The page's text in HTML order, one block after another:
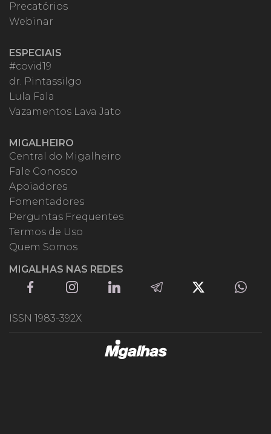
Precatórios
Webinar
ESPECIAIS
#covid19
dr. Pintassilgo
Lula Fala
Vazamentos Lava Jato
MIGALHEIRO
Central do Migalheiro
Fale Conosco
Apoiadores
Fomentadores
Perguntas Frequentes
Termos de Uso
Quem Somos
MIGALHAS NAS REDES
ISSN 1983-392X